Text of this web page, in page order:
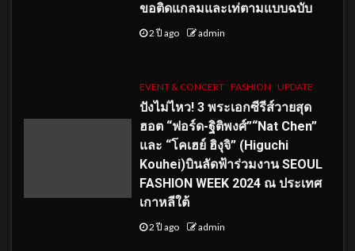
ขอติดแกลมและเท่ตามแบบฉบับ
2 ปี ago admin
EVENT & CONCERT FASHION UPDATE
ปังไม่ไหว! 3 พระเอกซีรีส์วายสุด
ฮอต “ฟอร์ด-ฐิติพงศ์”“Nat Chen”
และ “โคเฮย์ ฮิงุจิ” (Higuchi
Kouhei)บินลัดฟ้าร่วมงาน SEOUL
FASHION WEEK 2024 ณ ประเทศ
เกาหลีใต้
2 ปี ago admin